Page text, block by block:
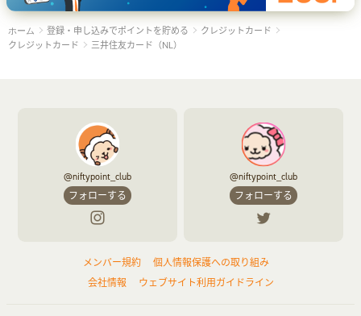
ホーム 登録・申し込みでポイントを貯める
クレジットカード
クレジットカード
三井住友カード（NL）
@niftypoint_club
フォローする
@niftypoint_club
フォローする
メンバー規約
個人情報保護への取り組み
会社情報
ウェブサイト利用ガイドライン